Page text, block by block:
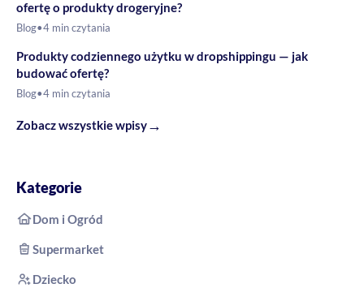
ofertę o produkty drogeryjne?
Blog•4 min czytania
Produkty codziennego użytku w dropshippingu — jak
budować ofertę?
Blog•4 min czytania
Zobacz wszystkie wpisy→
Kategorie
Dom i Ogród
Supermarket
Dziecko